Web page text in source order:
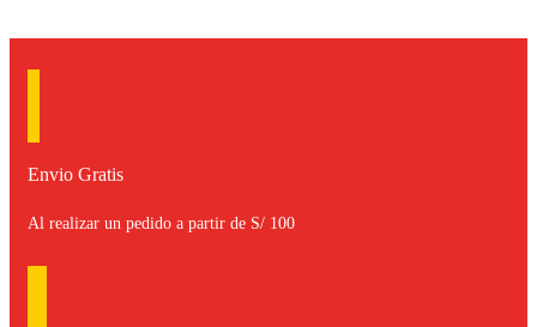
Envio Gratis
Al realizar un pedido a partir de S/ 100